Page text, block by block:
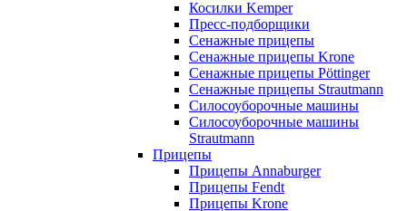
Косилки Kemper
Пресс-подборщики
Сенажные прицепы
Сенажные прицепы Krone
Сенажные прицепы Pöttinger
Сенажные прицепы Strautmann
Силосоуборочные машины
Силосоуборочные машины
Strautmann
Прицепы
Прицепы Annaburger
Прицепы Fendt
Прицепы Krone